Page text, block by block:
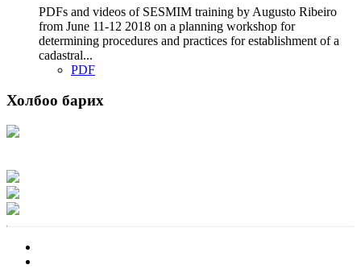
PDFs and videos of SESMIM training by Augusto Ribeiro
from June 11-12 2018 on a planning workshop for
determining procedures and practices for establishment of a
cadastral...
PDF
Холбоо барих